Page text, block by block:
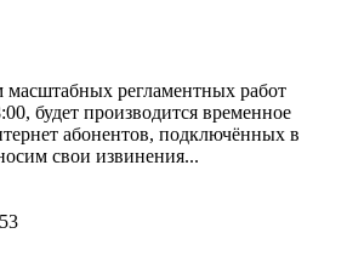
масштабных регламентных работ
будет производится временное
абонентов, подключённых в
свои извинения...